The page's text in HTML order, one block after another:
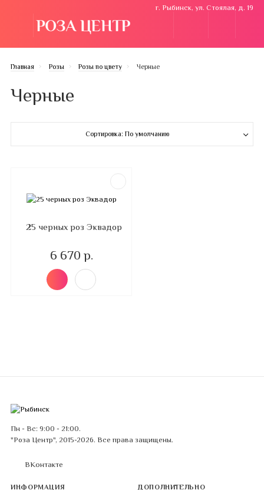
г. Рыбинск, ул. Стоялая, д. 19
Главная Розы Розы по цвету Черные
Черные
Сортировка: По умолчанию
25 черных роз Эквадор
6 670 р.
Пн - Вс: 9:00 - 21:00.
"Роза Центр", 2015-2026. Все права защищены.
ВКонтакте
ИНФОРМАЦИЯ ДОПОЛНИТЕЛЬНО